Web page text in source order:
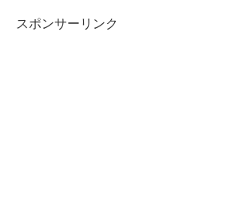
スポンサーリンク